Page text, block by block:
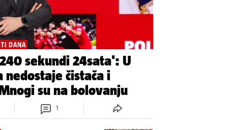
DANA
sekundi 24sata': U
nedostaje čistača i
su na bolovanju
1